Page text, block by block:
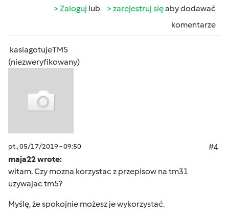
Zaloguj lub zarejestruj sięaby dodawać
komentarze
kasiagotujeTM5
(niezweryfikowany)
pt., 05/17/2019 - 09:50
#4
maja22 wrote:
witam. Czy mozna korzystac z przepisow na tm31
uzywajac tm5?
Myślę, że spokojnie możesz je wykorzystać.